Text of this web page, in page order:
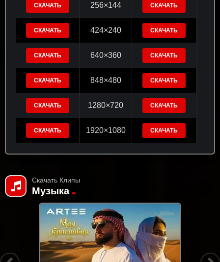
СКАЧАТЬ 256×144 СКАЧАТЬ
СКАЧАТЬ 424×240 СКАЧАТЬ
СКАЧАТЬ 640×360 СКАЧАТЬ
СКАЧАТЬ 848×480 СКАЧАТЬ
СКАЧАТЬ 1280×720 СКАЧАТЬ
СКАЧАТЬ 1920×1080 СКАЧАТЬ
Скачать Клипы
Музыка